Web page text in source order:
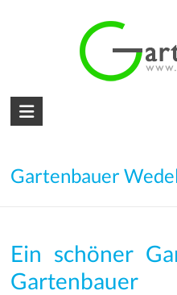
den
Träume
Gartengestaltung
Gartenbauer
Ein schöner
Gartenbauer